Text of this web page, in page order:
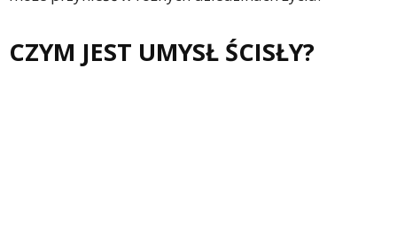
CZYM JEST UMYSŁ ŚCISŁY?